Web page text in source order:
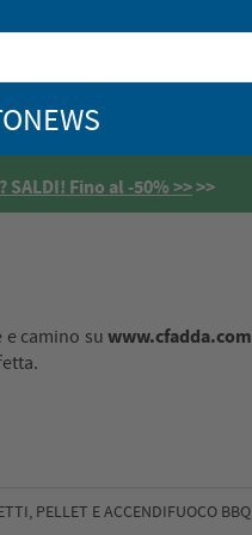
NEWS
SALDI! Fino al -50% >>>>
e camino suwww.cfadda.com
PELLET E ACCENDIFUOCO BBQ